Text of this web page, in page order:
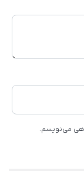
می‌نویسم.